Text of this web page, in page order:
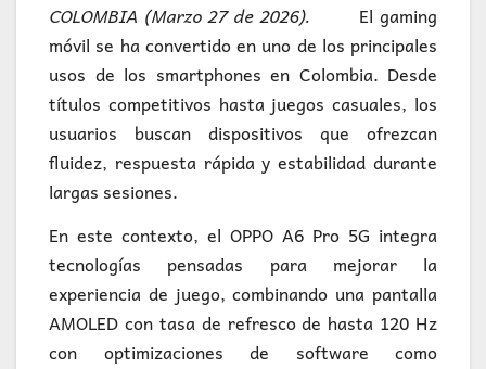
COLOMBIA (Marzo 27 de 2026). El gaming
móvil se ha convertido en uno de los principales
usos de los smartphones en Colombia. Desde
títulos competitivos hasta juegos casuales, los
usuarios buscan dispositivos que ofrezcan
fluidez, respuesta rápida y estabilidad durante
largas sesiones.
En este contexto, el OPPO A6 Pro 5G integra
tecnologías pensadas para mejorar la
experiencia de juego, combinando una pantalla
AMOLED con tasa de refresco de hasta 120 Hz
con optimizaciones de software como